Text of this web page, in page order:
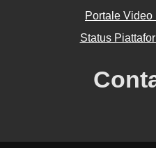
Portale
Status